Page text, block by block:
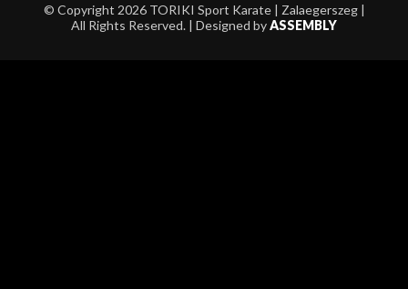
© Copyright 2026 TORIKI Sport Karate | Zalaegerszeg |
All Rights Reserved. | Designed byASSEMBLY